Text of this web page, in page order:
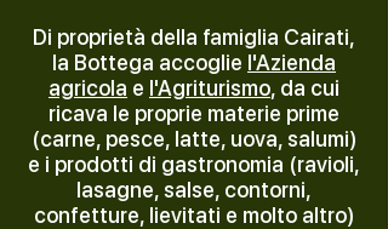
Di proprietà della famiglia Cairati,
la Bottega accoglie l'Azienda
agricola e l'Agriturismo, da cui
ricava le proprie materie prime
(carne, pesce, latte, uova, salumi)
e i prodotti di gastronomia (ravioli,
lasagne, salse, contorni,
confetture, lievitati e molto altro)